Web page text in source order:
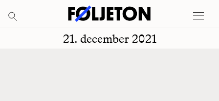
21. december 2021